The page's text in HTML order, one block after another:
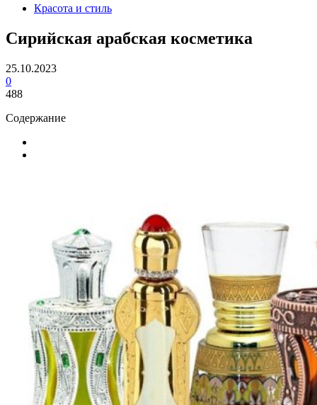
Красота и стиль
Сирийская арабская косметика
25.10.2023
0
488
Содержание